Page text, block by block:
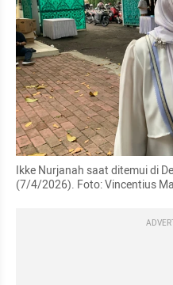
Ikke Nurjanah saat ditemui di
(7/4/2026). Foto: Vincentius